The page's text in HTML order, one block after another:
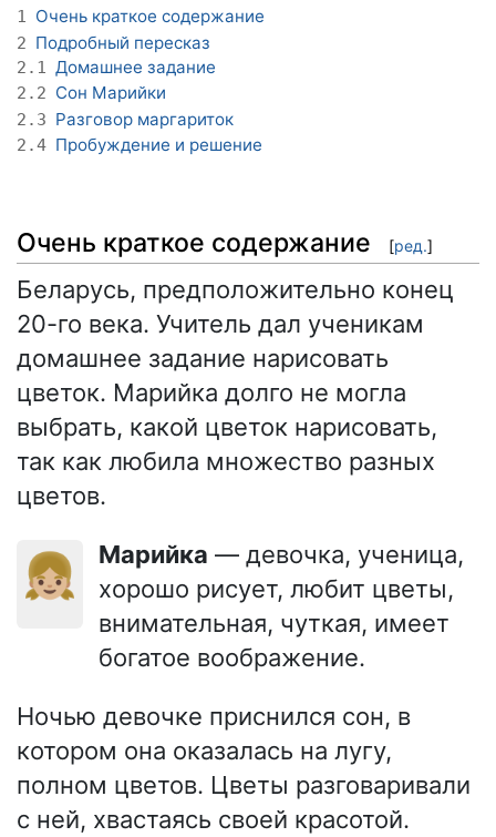
1 Очень краткое содержание
2 Подробный пересказ
2.1 Домашнее задание
2.2 Сон Марийки
2.3 Разговор маргариток
2.4 Пробуждение и решение
Очень краткое содержание [ред.]
Беларусь, предположительно конец
20-го века. Учитель дал ученикам
домашнее задание нарисовать
цветок. Марийка долго не могла
выбрать, какой цветок нарисовать,
так как любила множество разных
цветов.
👧🏼 Марийка — девочка, ученица,
хорошо рисует, любит цветы,
внимательная, чуткая, имеет
богатое воображение.
Ночью девочке приснился сон, в
котором она оказалась на лугу,
полном цветов. Цветы разговаривали
с ней, хвастаясь своей красотой.